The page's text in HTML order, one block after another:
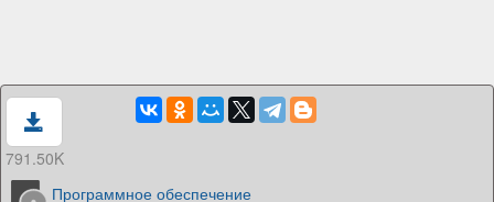
791.50K
Программное обеспечение